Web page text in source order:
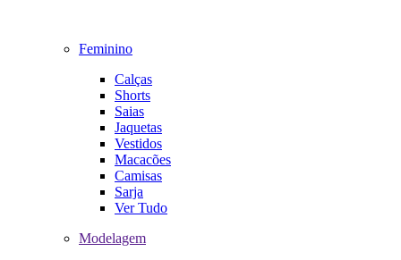
Feminino
Calças
Shorts
Saias
Jaquetas
Vestidos
Macacões
Camisas
Sarja
Ver Tudo
Modelagem